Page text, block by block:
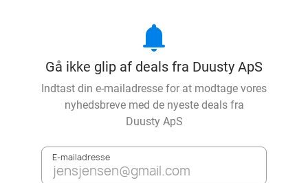
notifications
Gå ikke glip af deals fra Duusty ApS
Indtast din e-mailadresse for at modtage vores
nyhedsbreve med de nyeste deals fra
Duusty ApS
E-mailadresse